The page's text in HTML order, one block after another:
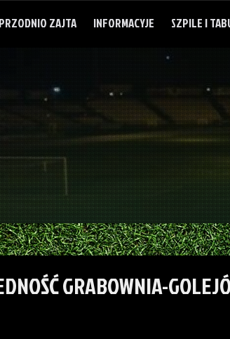
PRZODNIO ZAJTA INFORMACYJE SZPILE I
GRABOWNIA-